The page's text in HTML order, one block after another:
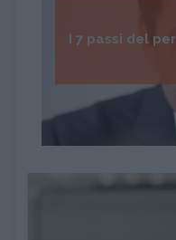
I 7 passi del